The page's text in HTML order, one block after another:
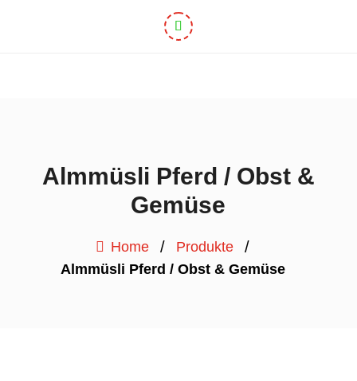
Almmüsli Pferd / Obst &
Gemüse
Home / Produkte /
Almmüsli Pferd / Obst & Gemüse